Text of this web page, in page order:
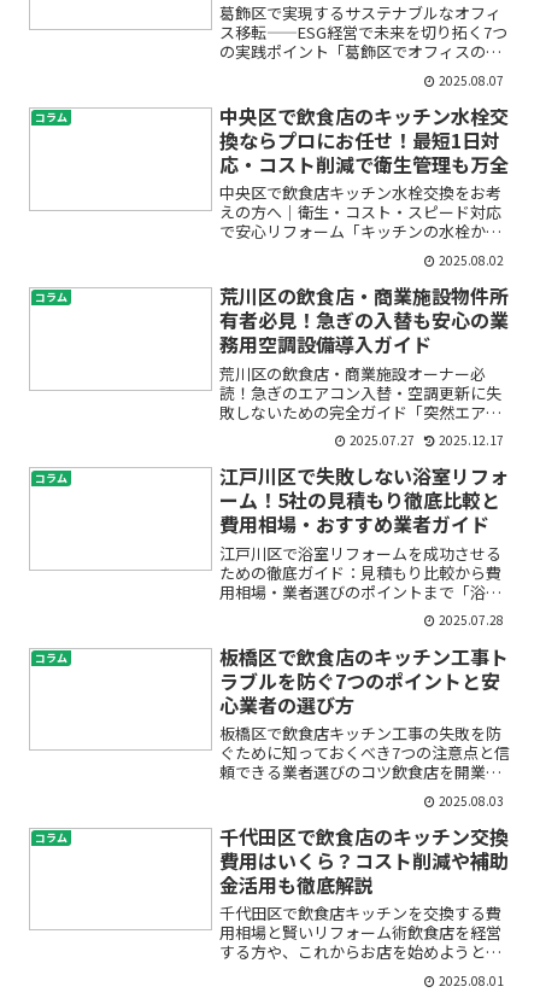
葛飾区で実現するサステナブルなオフィ
ス移転——ESG経営で未来を切り拓く7つ
の実践ポイント「葛飾区でオフィスの移
転を考えているけれど、ESG（環境・社
会・ガバナンス）への対応やサステナブ
ルなオフィスづくりって何から始めれば
いいの？」そんな不...
2025.08.07
コラム
中央区で飲食店のキッチン水栓交
換ならプロにお任せ！最短1日対
応・コスト削減で衛生管理も万全
中央区で飲食店キッチン水栓交換をお考
えの方へ｜衛生・コスト・スピード対応
で安心リフォーム「キッチンの水栓から
水漏れが止まらない」「衛生管理のため
最新式の水栓に交換したい」「営業を止
めずに工事したい…」中央区で飲食店を
経営されている方の多くが...
2025.08.02
コラム
荒川区の飲食店・商業施設物件所
有者必見！急ぎの入替も安心の業
務用空調設備導入ガイド
荒川区の飲食店・商業施設オーナー必
読！急ぎのエアコン入替・空調更新に失
敗しないための完全ガイド「突然エアコ
ンが壊れた」「お客様やテナントから空
調の不調を指摘された」「電気代が高す
ぎて困っている」——荒川区で飲食店や
商業施設の物件を所有・運営...
2025.07.27 2025.12.17
コラム
江戸川区で失敗しない浴室リフォ
ーム！5社の見積もり徹底比較と
費用相場・おすすめ業者ガイド
江戸川区で浴室リフォームを成功させる
ための徹底ガイド：見積もり比較から費
用相場・業者選びのポイントまで「浴室
をリフォームしたいけれど、費用や業者
選びで迷っている」「見積もりの内容が
よく分からず、不安で一歩踏み出せな
い」——そんなお悩みをお持...
2025.07.28
コラム
板橋区で飲食店のキッチン工事ト
ラブルを防ぐ7つのポイントと安
心業者の選び方
板橋区で飲食店キッチン工事の失敗を防
ぐために知っておくべき7つの注意点と信
頼できる業者選びのコツ飲食店を開業・
リニューアルするうえで、キッチン工事
はとても重要なステップです。しかし、
実際には「思った通りに工事が進まな
い」「追加費用が発生した...
2025.08.03
コラム
千代田区で飲食店のキッチン交換
費用はいくら？コスト削減や補助
金活用も徹底解説
千代田区で飲食店キッチンを交換する費
用相場と賢いリフォーム術飲食店を経営
する方や、これからお店を始めようと考
えている方の多くが、「キッチンの交換
やリフォームにはどれくらい費用がかか
2025.08.01